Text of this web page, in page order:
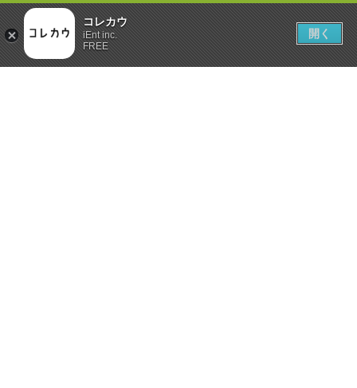
コレカウ
iEnt inc.
FREE
開く